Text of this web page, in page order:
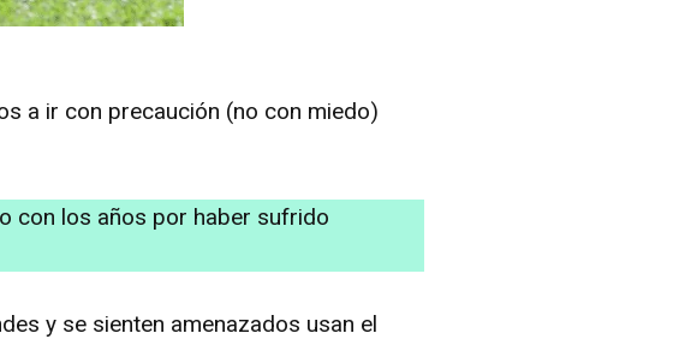
a ir con precaución (no con miedo)
con los años por haber sufrido
y se sienten amenazados usan el